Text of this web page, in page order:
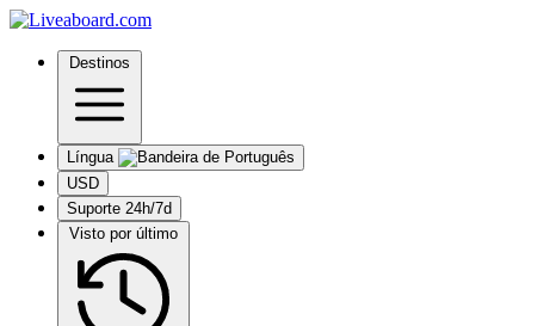
Destinos
Língua
USD
Suporte 24h/7d
Visto por último